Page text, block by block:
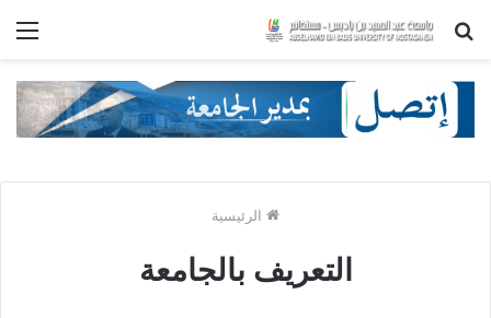
بحث
الرئيسية
التعريف بالجامعة